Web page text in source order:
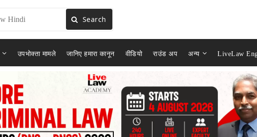
Search
उपभोक्ता मामले जानिए हमारा कानून वीडियो राउंड अप अन्य LiveLaw